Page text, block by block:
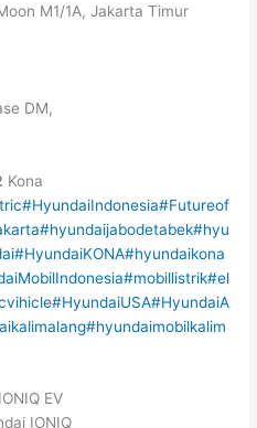
M1/1A, Jakarta Timur
DM,
Kona
#HyundaiIndonesia#Futureof
#hyundaijabodetabek#hyu
#HyundaiKONA#hyundaikona
#mobillistrik#el
#HyundaiUSA#HyundaiA
#hyundaimobilkalim
EV